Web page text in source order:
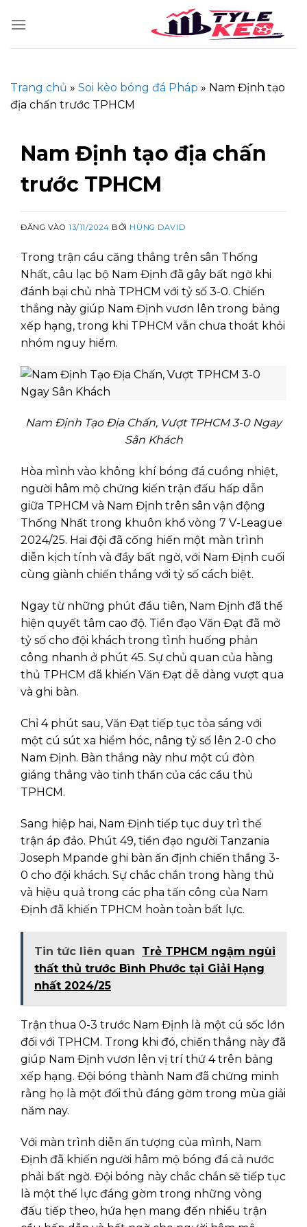
Trang chủ » Soi kèo bóng đá Pháp » Nam Định tạo
địa chấn trước TPHCM
Nam Định tạo địa chấn
trước TPHCM
ĐĂNG VÀO13/11/2024 BỞI HÙNG DAVID
Trong trận cầu căng thẳng trên sân Thống
Nhất, câu lạc bộ Nam Định đã gây bất ngờ khi
đánh bại chủ nhà TPHCM với tỷ số 3-0. Chiến
thắng này giúp Nam Định vươn lên trong bảng
xếp hạng, trong khi TPHCM vẫn chưa thoát khỏi
nhóm nguy hiểm.
Nam Định Tạo Địa Chấn, Vượt TPHCM 3-0 Ngay
Sân Khách
Hòa mình vào không khí bóng đá cuồng nhiệt,
người hâm mộ chứng kiến trận đấu hấp dẫn
giữa TPHCM và Nam Định trên sân vận động
Thống Nhất trong khuôn khổ vòng 7 V-League
2024/25. Hai đội đã cống hiến một màn trình
diễn kịch tính và đầy bất ngờ, với Nam Định cuối
cùng giành chiến thắng với tỷ số cách biệt.
Ngay từ những phút đầu tiên, Nam Định đã thể
hiện quyết tâm cao độ. Tiền đạo Văn Đạt đã mở
tỷ số cho đội khách trong tình huống phản
công nhanh ở phút 45. Sự chủ quan của hàng
thủ TPHCM đã khiến Văn Đạt dễ dàng vượt qua
và ghi bàn.
Chỉ 4 phút sau, Văn Đạt tiếp tục tỏa sáng với
một cú sút xa hiểm hóc, nâng tỷ số lên 2-0 cho
Nam Định. Bàn thắng này như một cú đòn
giáng thẳng vào tinh thần của các cầu thủ
TPHCM.
Sang hiệp hai, Nam Định tiếp tục duy trì thế
trận áp đảo. Phút 49, tiền đạo người Tanzania
Joseph Mpande ghi bàn ấn định chiến thắng 3-
0 cho đội khách. Sự chắc chắn trong hàng thủ
và hiệu quả trong các pha tấn công của Nam
Định đã khiến TPHCM hoàn toàn bất lực.
Tin tức liên quan
Trẻ TPHCM ngậm ngùi
thất thủ trước Bình Phước tại Giải Hạng
nhất 2024/25
Trận thua 0-3 trước Nam Định là một cú sốc lớn
đối với TPHCM. Trong khi đó, chiến thắng này đã
giúp Nam Định vươn lên vị trí thứ 4 trên bảng
xếp hạng. Đội bóng thành Nam đã chứng minh
rằng họ là một đối thủ đáng gờm trong mùa giải
năm nay.
Với màn trình diễn ấn tượng của mình, Nam
Định đã khiến người hâm mộ bóng đá cả nước
phải bất ngờ. Đội bóng này chắc chắn sẽ tiếp tục
là một thế lực đáng gờm trong những vòng
đấu tiếp theo, hứa hẹn mang đến nhiều trận